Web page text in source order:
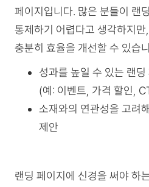
페이지입니다. 많은 분들이 랜
통제하기 어렵다고 생각하지
충분히 효율을 개선할 수 있습
성과를 높일 수 있는 랜
(예: 이벤트, 가격 할인,
소재와의 연관성을 고려
제안
랜딩 페이지에 신경을 써야 하